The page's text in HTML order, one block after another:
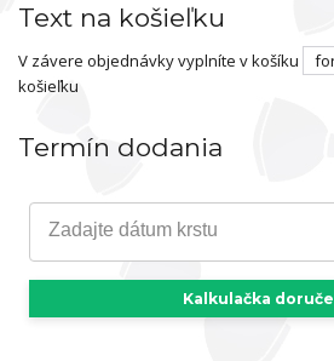
Text na košieľku
V závere objednávky vyplníte v košíku
košieľku
Termín dodania
Zadajte dátum krstu
Kalkulačka